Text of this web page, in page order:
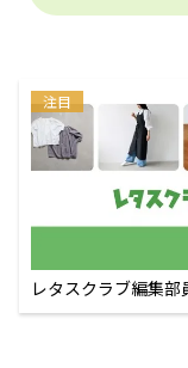
注目
レタスクラブ編集部